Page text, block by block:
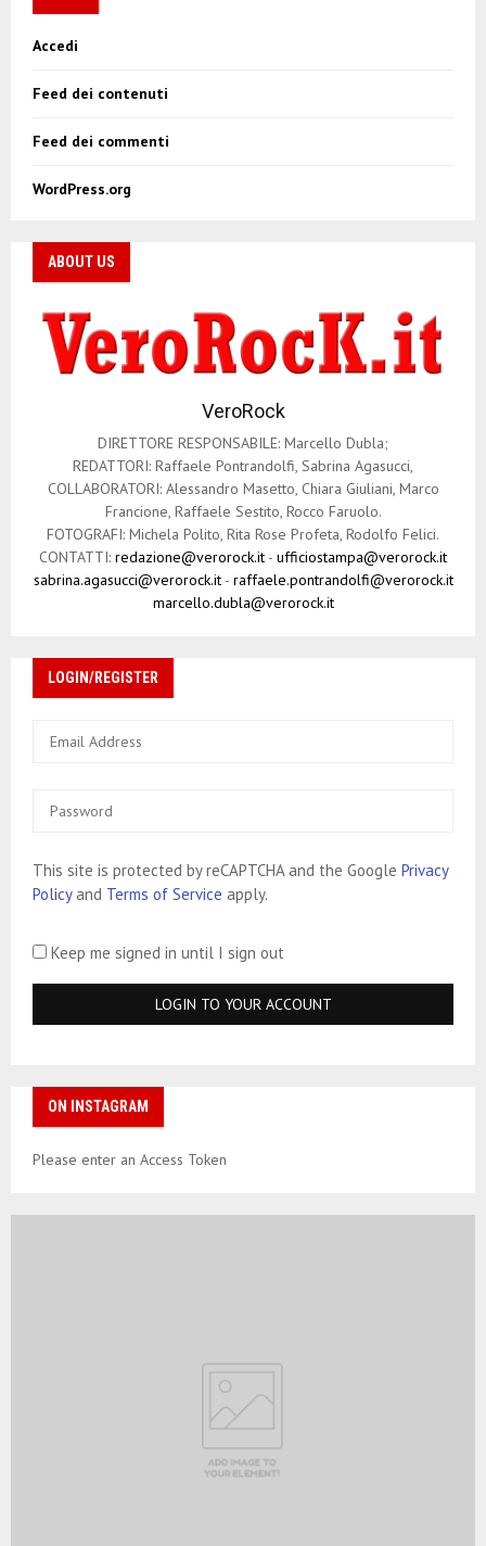
Accedi
Feed dei contenuti
Feed dei commenti
WordPress.org
ABOUT US
VeroRock
DIRETTORE RESPONSABILE: Marcello Dubla;
REDATTORI: Raffaele Pontrandolfi, Sabrina Agasucci,
COLLABORATORI: Alessandro Masetto, Chiara Giuliani, Marco
Francione, Raffaele Sestito, Rocco Faruolo.
FOTOGRAFI: Michela Polito, Rita Rose Profeta, Rodolfo Felici.
CONTATTI: redazione@verorock.it - ufficiostampa@verorock.it
sabrina.agasucci@verorock.it- raffaele.pontrandolfi@verorock.it
marcello.dubla@verorock.it
LOGIN/REGISTER
This site is protected by reCAPTCHA and the Google Privacy
Policyand Terms of Service apply.
Keep me signed in until I sign out
ON INSTAGRAM
Please enter an Access Token